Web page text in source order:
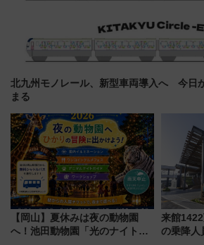
北九州モノレール、新型車両導入へ 今日
まる
【岡山】夏休みは夜の動物園
へ！池田動物園「光のナイトズ
来館
の乗降